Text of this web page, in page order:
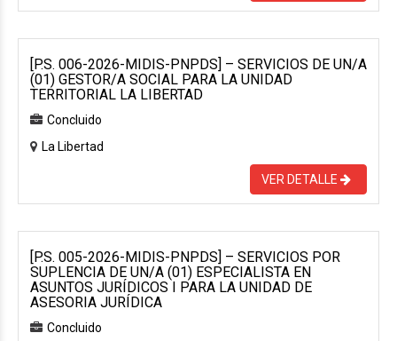
[P.S. 006-2026-MIDIS-PNPDS] – SERVICIOS DE UN/A
(01) GESTOR/A SOCIAL PARA LA UNIDAD
TERRITORIAL LA LIBERTAD
Concluido
La Libertad
VER DETALLE
[P.S. 005-2026-MIDIS-PNPDS] – SERVICIOS POR
SUPLENCIA DE UN/A (01) ESPECIALISTA EN
ASUNTOS JURÍDICOS I PARA LA UNIDAD DE
ASESORIA JURÍDICA
Concluido